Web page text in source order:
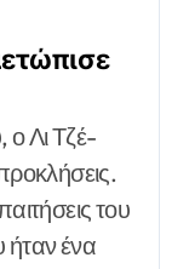
ο Λι Τζέ-
του
ήταν ένα